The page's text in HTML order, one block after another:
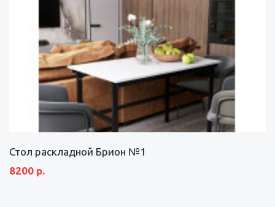
Стол раскладной Брион №1
8200 р.